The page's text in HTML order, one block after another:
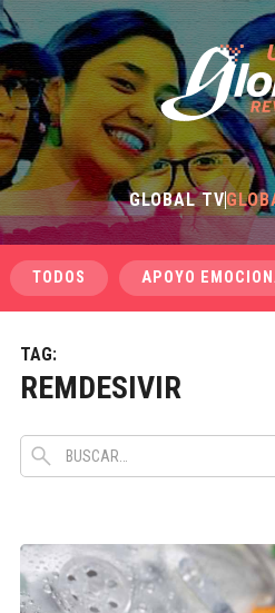
GLOBAL TV
TODOS APOYO
TAG:
REMDESIVIR